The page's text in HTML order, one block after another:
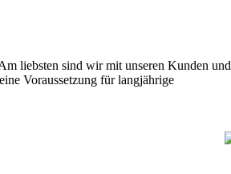
liebsten sind wir mit unseren Kunden und
Voraussetzung für langjährige